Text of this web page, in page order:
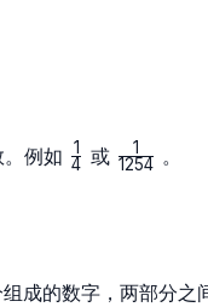
例如 \frac{1}
4
1 或 \frac{1}
1254
1 。
成的数字，两部分之